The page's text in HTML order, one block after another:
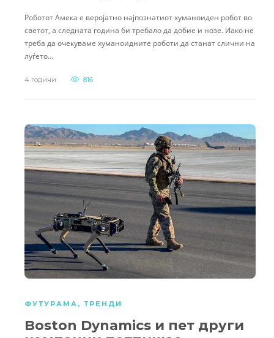
Роботот Амека е веројатно најпознатиот хуманоиден робот во
светот, а следната година би требало да добие и нозе. Иако не
треба да очекуваме хуманоидните роботи да станат слични на
луѓето…
4 години 816
ФУТУРАМА , ТРЕНДИ
Boston Dynamics и пет други